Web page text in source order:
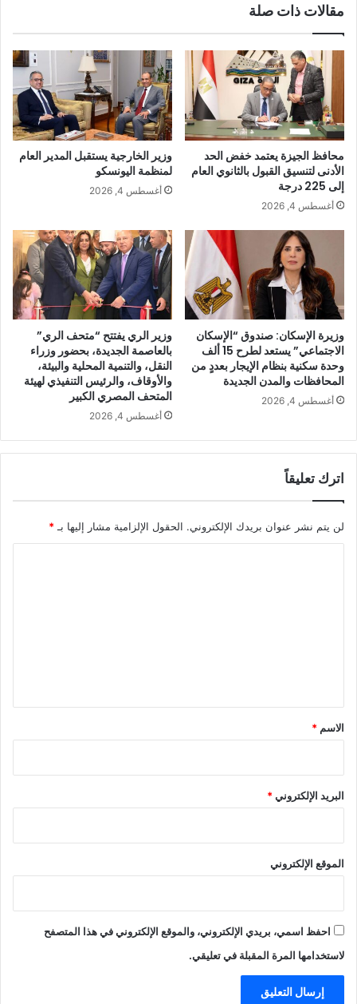
مقالات ذات صلة
محافظ الجيزة يعتمد خفض الحد
الأدنى لتنسيق القبول بالثانوي العام
إلى 225 درجة
أغسطس 4, 2026
وزير الخارجية يستقبل المدير العام
لمنظمة اليونسكو
أغسطس 4, 2026
وزيرة الإسكان: صندوق “الإسكان
الاجتماعي” يستعد لطرح 15 ألف
وحدة سكنية بنظام الإيجار بعددٍ من
المحافظات والمدن الجديدة
أغسطس 4, 2026
وزير الري يفتتح “متحف الري”
بالعاصمة الجديدة، بحضور وزراء
النقل، والتنمية المحلية والبيئة،
والأوقاف، والرئيس التنفيذي لهيئة
المتحف المصري الكبير
أغسطس 4, 2026
اترك تعليقاً
لن يتم نشر عنوان بريدك الإلكتروني. الحقول الإلزامية مشار إليها بـ *
*
الاسم *
البريد الإلكتروني*
الموقع الإلكتروني
احفظ اسمي، بريدي الإلكتروني، والموقع الإلكتروني في هذا المتصفح
لاستخدامها المرة المقبلة في تعليقي.